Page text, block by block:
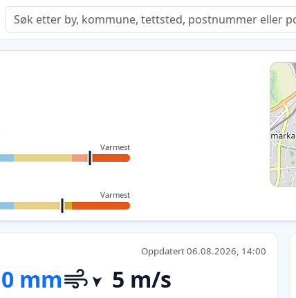
Varmest
Varmest
Oppdatert 06.08.2026, 14:00
0 mm 5 m/s